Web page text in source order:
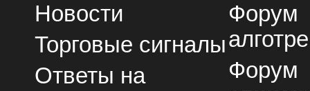
Новости
Торговые сигналы
Ответы на
Форум
Форум